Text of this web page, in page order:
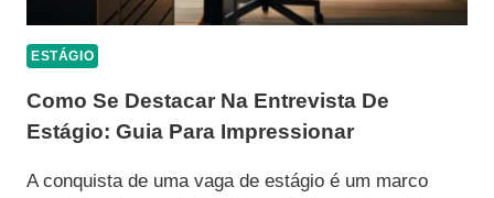
ESTÁGIO
Como Se Destacar Na Entrevista De
Estágio: Guia Para Impressionar
A conquista de uma vaga de estágio é um marco